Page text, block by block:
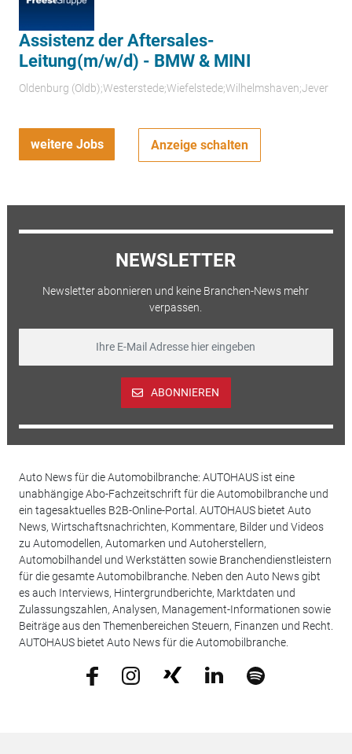
Assistenz der Aftersales-
Leitung(m/w/d) - BMW & MINI
Oldenburg (Oldb);Westerstede;Wiefelstede;Wilhelmshaven;Jever
weitere Jobs Anzeige schalten
NEWSLETTER
Newsletter abonnieren und keine Branchen-News mehr
verpassen.
ABONNIEREN
Auto News für die Automobilbranche: AUTOHAUS ist eine
unabhängige Abo-Fachzeitschrift für die Automobilbranche und
ein tagesaktuelles B2B-Online-Portal. AUTOHAUS bietet Auto
News, Wirtschaftsnachrichten, Kommentare, Bilder und Videos
zu Automodellen, Automarken und Autoherstellern,
Automobilhandel und Werkstätten sowie Branchendienstleistern
für die gesamte Automobilbranche. Neben den Auto News gibt
es auch Interviews, Hintergrundberichte, Marktdaten und
Zulassungszahlen, Analysen, Management-Informationen sowie
Beiträge aus den Themenbereichen Steuern, Finanzen und Recht.
AUTOHAUS bietet Auto News für die Automobilbranche.